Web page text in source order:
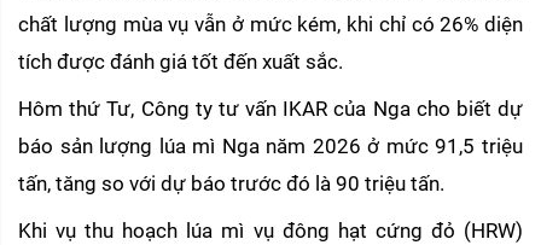
chất lượng mùa vụ vẫn ở mức kém, khi chỉ có 26% diện
tích được đánh giá tốt đến xuất sắc.
Hôm thứ Tư, Công ty tư vấn IKAR của Nga cho biết dự
báo sản lượng lúa mì Nga năm 2026 ở mức 91,5 triệu
tấn, tăng so với dự báo trước đó là 90 triệu tấn.
Khi vụ thu hoạch lúa mì vụ đông hạt cứng đỏ (HRW)